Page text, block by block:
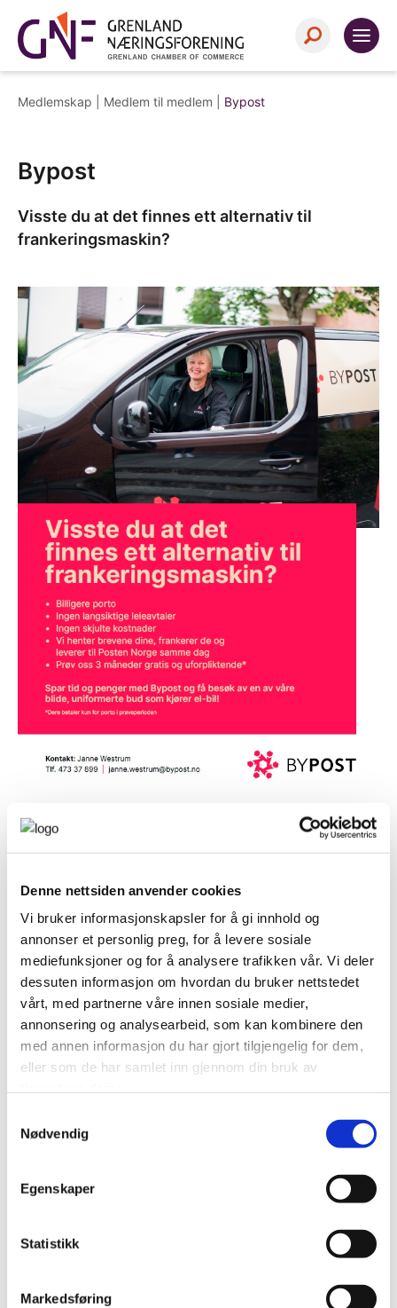
Denne nettsiden anvender cookies
Vi bruker informasjonskapsler for å gi innhold og
annonser et personlig preg, for å levere sosiale
mediefunksjoner og for å analysere trafikken vår. Vi deler
dessuten informasjon om hvordan du bruker nettstedet
vårt, med partnerne våre innen sosiale medier,
annonsering og analysearbeid, som kan kombinere den
med annen informasjon du har gjort tilgjengelig for dem,
eller som de har samlet inn gjennom din bruk av
Nødvendig
Egenskaper
Statistikk
Markedsføring
Medlemskap | Medlem til medlem Bypost
Bypost
Visste du at det finnes ett alternativ til
frankeringsmaskin?
Bypost er en totalleverandør av post-tjenester som
reduserer portokostnadene og forenkler post og
Her er noe av det vi gjerne gjør for deg:
Vi henter og bringer brev og pakker året rundt
Vi henter i postboksen din
Frankering koster mindre hvis du lar oss gjøre
jobben
Vi leverer rimelig og effektiv distribusjon av
bedriftspakker med sporing
Vi gleder oss til å gi deg og din bedrift et supert
Kontakt oss på telefon 33039000 eller
post@bypos
Gå til nettsiden